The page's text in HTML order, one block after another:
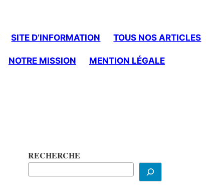
SITE D’INFORMATION TOUS NOS ARTICLES
NOTRE MISSION MENTION LÉGALE
RECHERCHE